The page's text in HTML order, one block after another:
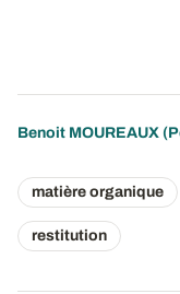
Benoit MOUREAUX
matière organique
restitution